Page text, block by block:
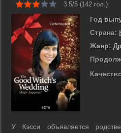
3.5/5 (142 гол.)
Год
Страна:
Жанр:
У Кэсси объявляется